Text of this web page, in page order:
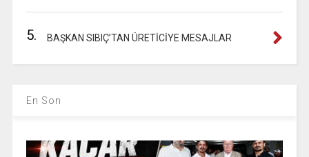
5. BAŞKAN SIBIÇ’TAN ÜRETİCİYE MESAJLAR
En Son